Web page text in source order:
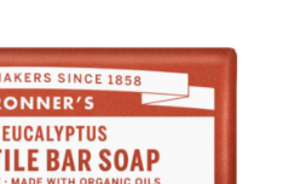
Añadir
a tu
lista